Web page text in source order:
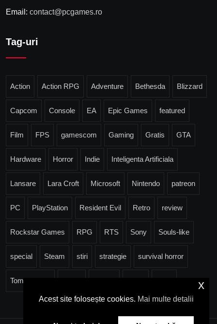
Email: contact@pcgames.ro
Tag-uri
Action Action RPG Adventure Bethesda Blizzard
Capcom Console EA Epic Games featured
Film FPS gamescom Gaming Gratis GTA
Hardware Horror Indie Inteligenta Artificiala
Lansare Lara Croft Microsoft Nintendo patreon
PC PlayStation Resident Evil Retro review
Rockstar Games RPG RTS Sony Souls-like
special Steam stiri strategie survival horror
Tomb Raider
Acest site folosește cookies. Mai multe detalii
x